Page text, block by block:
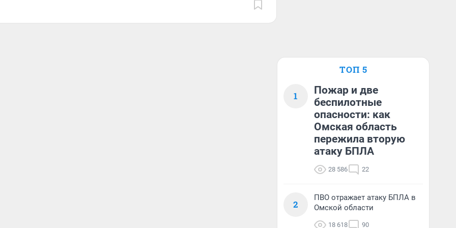
ТОП 5
1
Пожар и две
беспилотные
опасности: как
Омская область
пережила вторую
атаку БПЛА
28 586 22
2
ПВО отражает атаку БПЛА в
Омской области
18 618 90